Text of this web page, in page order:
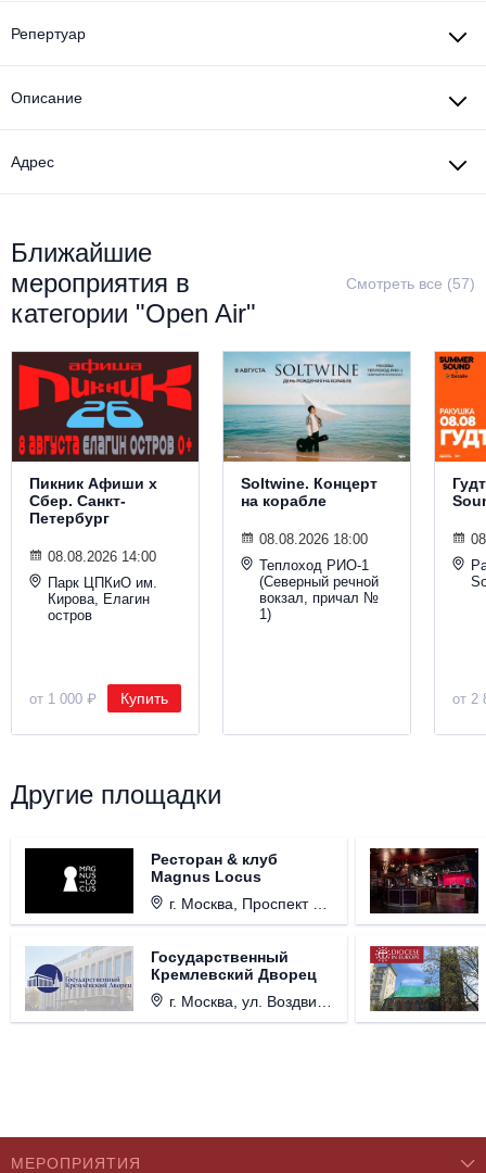
Репертуар
Описание
Адрес
Ближайшие
мероприятия в
категории "Open Air"
Смотреть все (57)
Пикник Афиши х
Сбер. Санкт-
Петербург
08.08.2026 14:00
Парк ЦПКиО им.
Кирова, Елагин
остров
от 1 000 ₽ Купить
Soltwine. Концерт
на корабле
08.08.2026 18:00
Теплоход РИО-1
(Северный речной
вокзал, причал №
1)
от 2
Другие площадки
Ресторан & клуб
Magnus Locus
г. Москва, Проспект Мира, д. 12, стр. 9.
Государственный
Кремлевский Дворец
г. Москва, ул. Воздвиженка, д. 1, Кремль.
МЕРОПРИЯТИЯ